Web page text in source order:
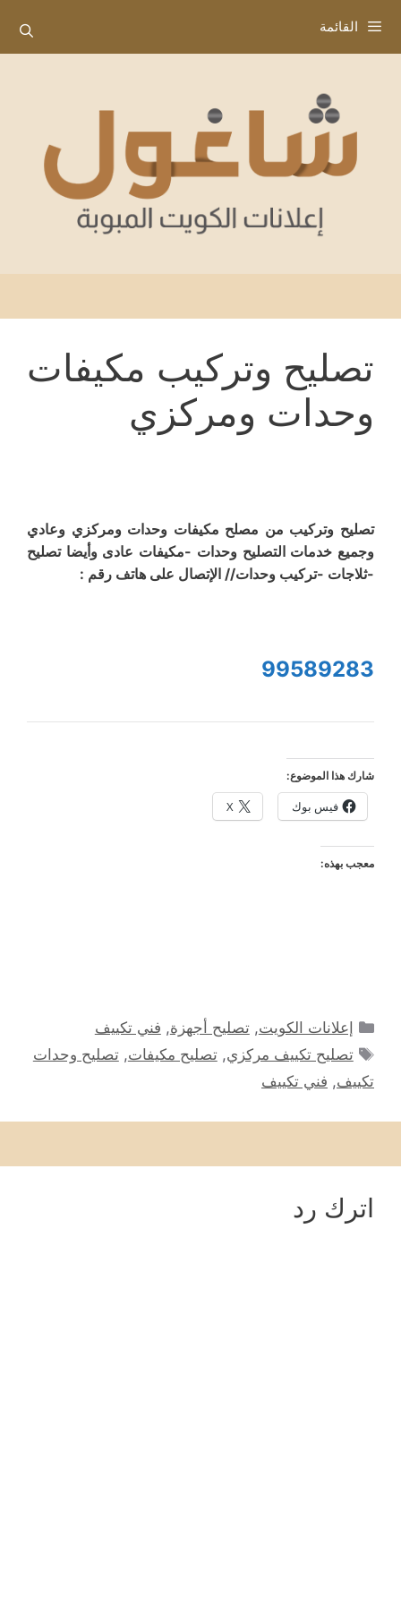
إلى
المحتوى
القائمة
تصليح وتركيب مكيفات
وحدات ومركزي
تصليح وتركيب من مصلح مكيفات وحدات ومركزي وعادي
وجميع خدمات التصليح وحدات -مكيفات عادى وأيضا تصليح
-ثلاجات -تركيب وحدات// الإتصال على هاتف رقم :
99589283
شارك هذا الموضوع:
فيس بوك X
معجب بهذه:
التصنيفات
إعلانات الكويت,تصليح أجهزة, فني تكييف
الوسوم
تصليح تكييف مركزي,تصليح مكيفات,تصليح وحدات
تكييف, فني تكييف
اترك رد